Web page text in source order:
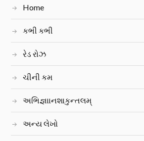
Home
કભી કભી
રેડ રોઝ
ચીની કમ
અભિજ્ઞાાનશાકુન્તલમ્
અન્ય લેખો